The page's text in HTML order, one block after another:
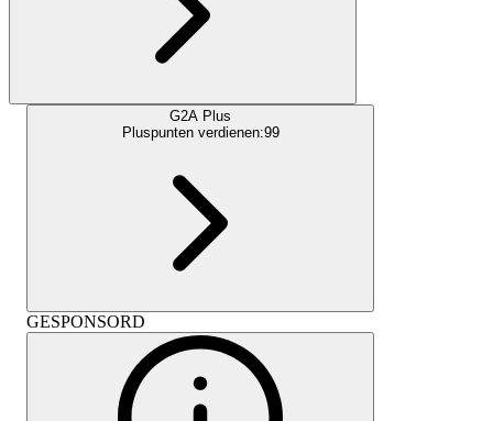
G2A Plus
Pluspunten verdienen:99
GESPONSORD